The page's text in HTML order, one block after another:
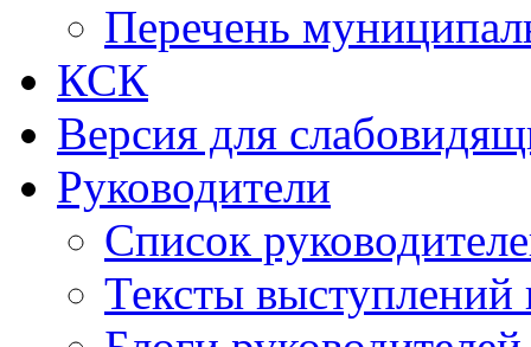
Перечень
КСК
Версия для
Руководители
Список
Тексты выступлений